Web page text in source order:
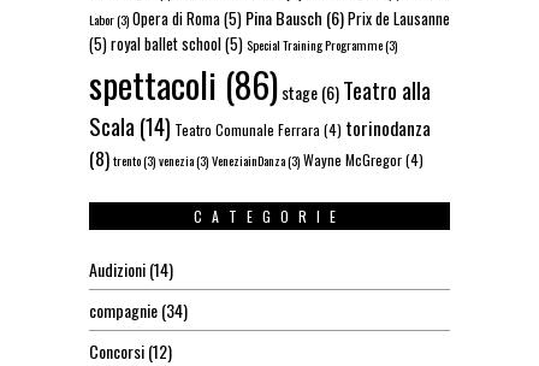
Labor(3)Opera di Roma(5) Pina Bausch (6)Prix de Lausanne
(5)royal ballet school(5)Special Training Programme(3)
spettacoli (86)stage(6)Teatro alla
Scala (14) Teatro Comunale Ferrara(4) torinodanza
(8)trento(3)venezia(3)VeneziainDanza(3)Wayne McGregor(4)
CATEGORIE
Audizioni(14)
compagnie(34)
Concorsi(12)